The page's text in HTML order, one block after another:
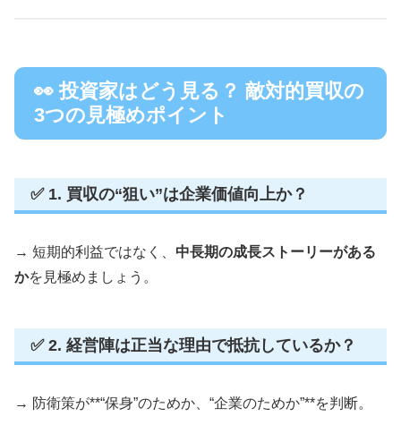
👀 投資家はどう見る？ 敵対的買収の
3つの見極めポイント
✅ 1. 買収の“狙い”は企業価値向上か？
→ 短期的利益ではなく、 中長期の成長ストーリーがある
かを見極めましょう。
✅ 2. 経営陣は正当な理由で抵抗しているか？
→ 防衛策が**“保身”のためか、“企業のためか”**を判断。